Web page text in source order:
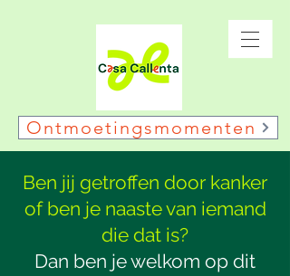
Ontmoetingsmomenten
Ben jij getroffen door kanker
of ben je naaste van iemand
die dat is?
Dan ben je welkom op dit